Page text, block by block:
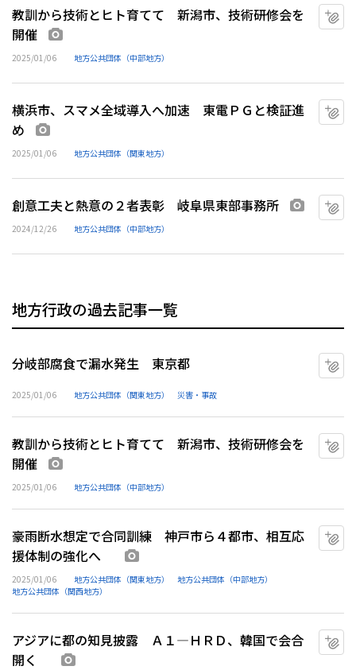
教訓から技術とヒト育てて 新潟市、技術研修会を
開催
2025/01/06 地方公共団体（中部地方）
横浜市、スマメ全域導入へ加速 東電ＰＧと検証進
め
2025/01/06 地方公共団体（関東地方）
創意工夫と熱意の２者表彰 岐阜県東部事務所 画像あり
2024/12/26 地方公共団体（中部地方）
地方行政の過去記事一覧
分岐部腐食で漏水発生 東京都
2025/01/06 地方公共団体（関東地方） 災害・事故
教訓から技術とヒト育てて 新潟市、技術研修会を
開催
2025/01/06 地方公共団体（中部地方）
豪雨断水想定で合同訓練 神戸市ら４都市、相互応
援体制の強化へ
2025/01/06 地方公共団体（関東地方）
地方公共団体（中部地方）
地方公共団体（関西地方）
アジアに都の知見披露 Ａ１―ＨＲＤ、韓国で会合
開く